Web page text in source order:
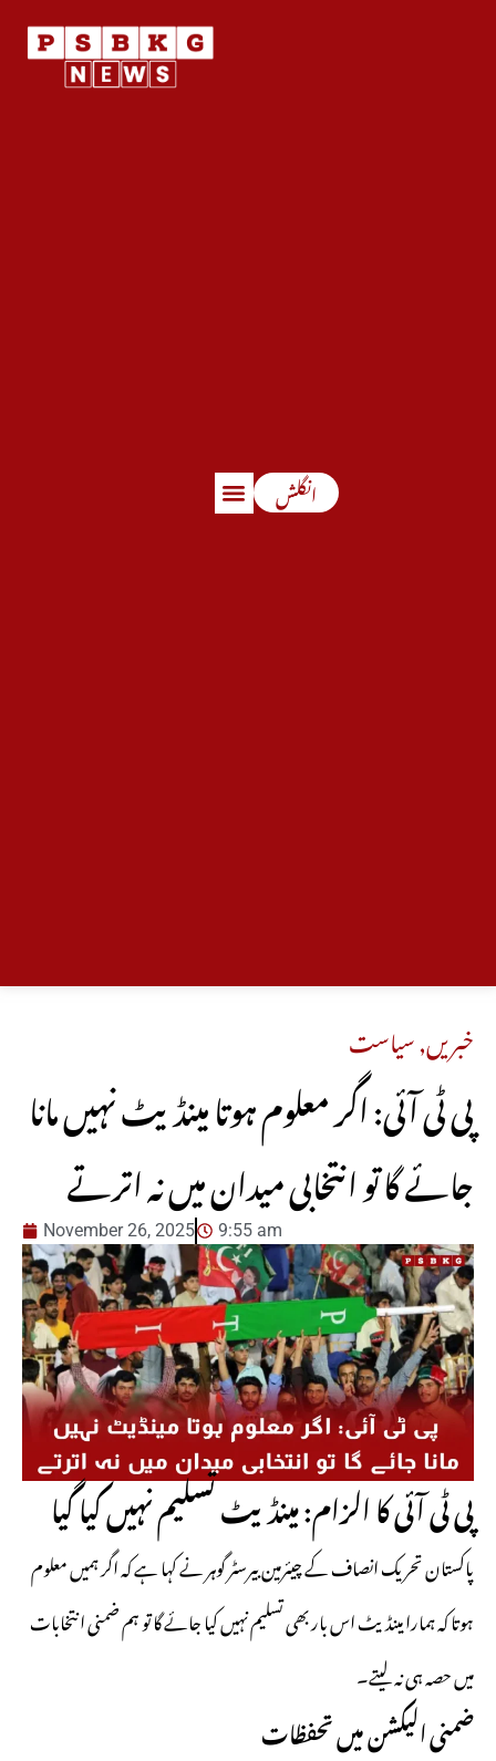
انگلش
خبریں,سیاست
پی ٹی آئی: اگر معلوم ہوتا مینڈیٹ نہیں مانا
جائے گا تو انتخابی میدان میں نہ اترتے
November 26, 2025 9:55 am
پی ٹی آئی کا الزام: مینڈیٹ تسلیم نہیں کیا گیا
پاکستان تحریک انصاف کے چیئرمین بیرسٹر گوہر نے کہا ہے کہ اگر ہمیں معلوم
ہوتا کہ ہمارا مینڈیٹ اس بار بھی تسلیم نہیں کیا جائے گا تو ہم ضمنی انتخابات
میں حصہ ہی نہ لیتے۔
ضمنی الیکشن میں تحفظات